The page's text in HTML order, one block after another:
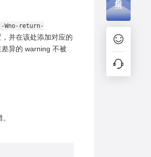
-Wno-return-
并在该处添加对应的
异的 warning 不被